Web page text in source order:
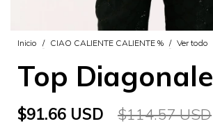
Inicio / CIAO CALIENTE CALIENTE % / Ver todo
Top Diagonale
$91.66 USD $114.57 USD